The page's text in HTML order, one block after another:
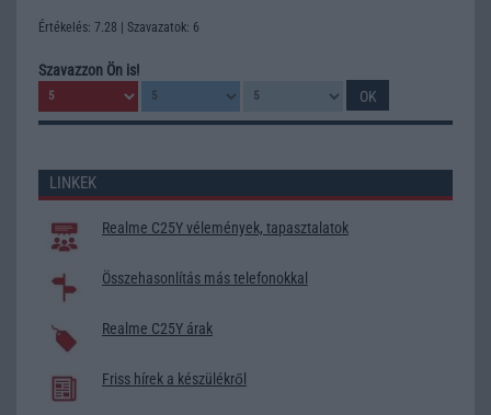
Értékelés: 7.28 | Szavazatok: 6
Szavazzon Ön is!
LINKEK
Realme C25Y vélemények, tapasztalatok
Összehasonlítás más telefonokkal
Realme C25Y árak
Friss hírek a készülékről